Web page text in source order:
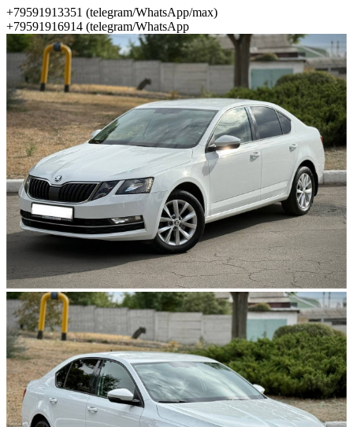
+79591913351 (telegram/WhatsApp/max)
+79591916914 (telegram/WhatsApp